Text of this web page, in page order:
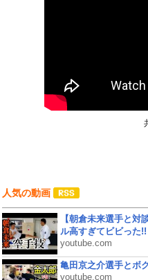
人気の動画
【朝倉未来選手と対
ル高すぎてビビった!!
youtube.com
亀田京之介選手とボ
youtube.com